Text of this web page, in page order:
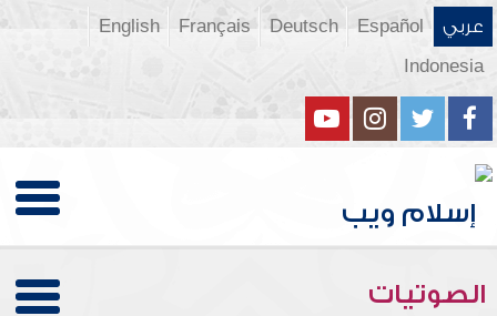
عربي Español
Deutsch
Français
English
Indonesia
الصوتيات